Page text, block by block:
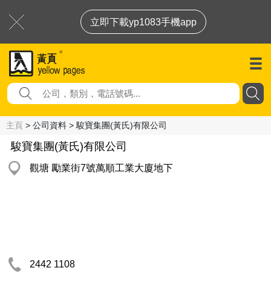
立即下載yp1083手機app
主頁 > 公司資料 > 駿寶集團(黃氏)有限公司
駿寶集團(黃氏)有限公司
觀塘 勵業街7號萬順工業大廈地下
2442 1108